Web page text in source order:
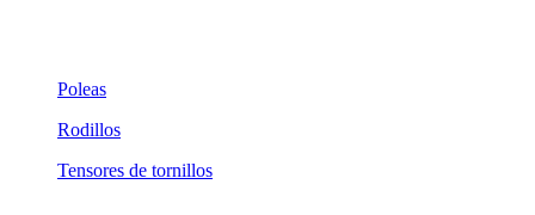
Poleas
Rodillos
Tensores de tornillos